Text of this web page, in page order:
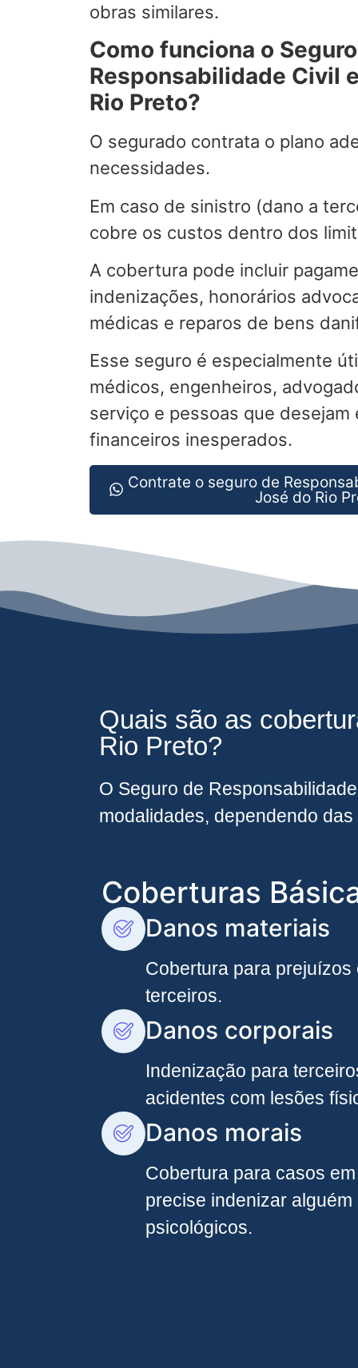
obras similares.
Como funciona o
Responsabilidade Civil
Rio Preto?
O segurado contrata o plano
necessidades.
Em caso de sinistro (dano a
cobre os custos dentro dos
A cobertura pode incluir
indenizações, honorários
médicas e reparos de bens
Esse seguro é especialmente
médicos, engenheiros,
serviço e pessoas que desejam
financeiros inesperados.
Contrate o seguro de
José do Rio
Quais são as
Rio Preto?
O Seguro de
modalidades, dependendo
Coberturas
Danos materiais
Cobertura para
terceiros.
Danos corporais
Indenização para
acidentes com lesões
Danos morais
Cobertura para casos
precise indenizar
psicológicos.